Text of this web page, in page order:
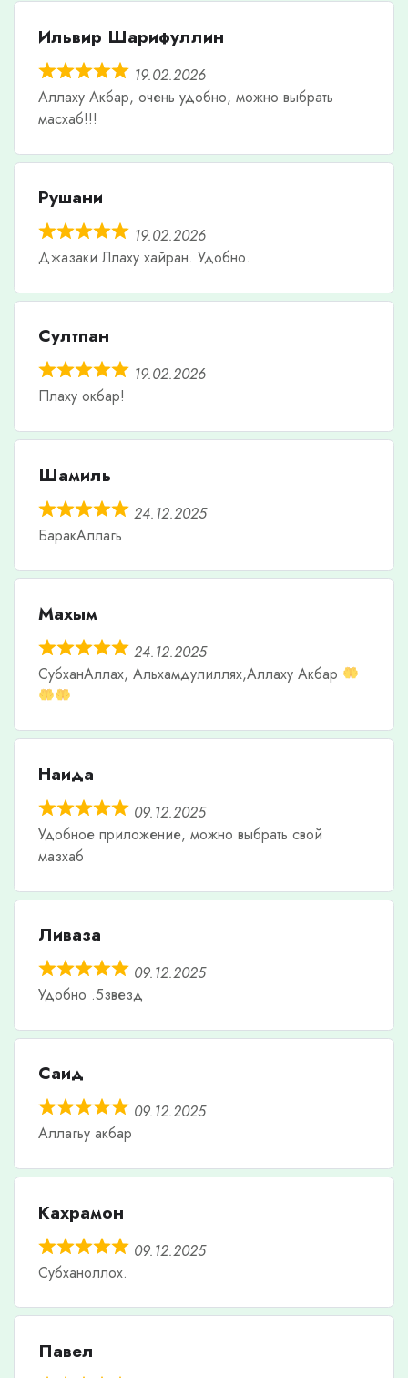
Ильвир Шарифуллин
19.02.2026
Аллаху Акбар, очень удобно, можно выбрать
масхаб!!!
Рушани
19.02.2026
Джазаки Ллаху хайран. Удобно.
Султпан
19.02.2026
Плаху окбар!
Шамиль
24.12.2025
БаракАллагь
Махым
24.12.2025
СубханАллах, Альхамдулиллях,Аллаху Акбар
Наида
09.12.2025
Удобное приложение, можно выбрать свой
мазхаб
Ливаза
09.12.2025
Удобно .5звезд
Саид
09.12.2025
Аллагьу акбар
Кахрамон
09.12.2025
Субханоллох.
Павел